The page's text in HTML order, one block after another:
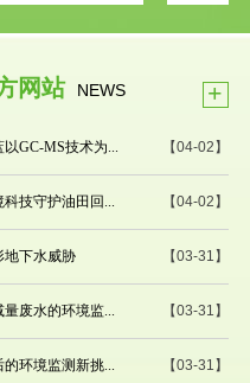
网站 NEWS +
【04-02】
GC-MS技术为...
【04-02】
技守护油田回...
【03-31】
地下水威胁
【03-31】
废水的环境监...
【03-31】
环境监测新挑...